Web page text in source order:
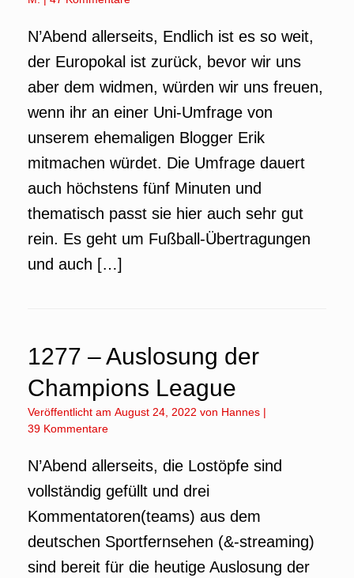
N’Abend allerseits, Endlich ist es so weit,
der Europokal ist zurück, bevor wir uns
aber dem widmen, würden wir uns freuen,
wenn ihr an einer Uni-Umfrage von
unserem ehemaligen Blogger Erik
mitmachen würdet. Die Umfrage dauert
auch höchstens fünf Minuten und
thematisch passt sie hier auch sehr gut
rein. Es geht um Fußball-Übertragungen
und auch […]
1277 – Auslosung der
Champions League
Veröffentlicht am August 24, 2022 von Hannes |
39 Kommentare
N’Abend allerseits, die Lostöpfe sind
vollständig gefüllt und drei
Kommentatoren(teams) aus dem
deutschen Sportfernsehen (&-streaming)
sind bereit für die heutige Auslosung der